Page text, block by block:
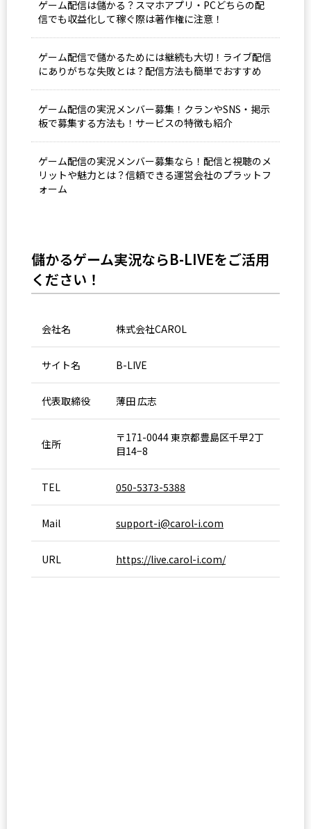
ゲーム配信は儲かる？スマホアプリ・PCどちらの配
信でも収益化して稼ぐ際は著作権に注意！
ゲーム配信で儲かるためには継続も大切！ライブ配信
にありがちな失敗とは？配信方法も簡単でおすすめ
ゲーム配信の実況メンバー募集！クランやSNS・掲示
板で募集する方法も！サービスの特徴も紹介
ゲーム配信の実況メンバー募集なら！配信と視聴のメ
リットや魅力とは？信頼できる運営会社のプラットフ
ォーム
儲かるゲーム実況ならB-LIVEをご活用
ください！
会社名 株式会社CAROL
サイト名 B-LIVE
代表取締役 薄田 広志
住所
〒171-0044 東京都豊島区千早2丁
目14−8
TEL 050-5373-5388
Mail support-i@carol-i.com
URL https://live.carol-i.com/